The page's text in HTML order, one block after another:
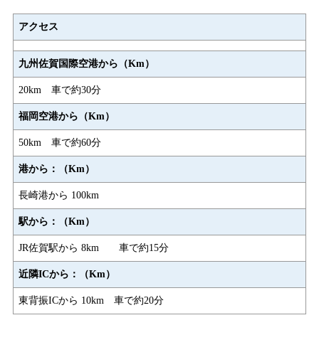
アクセス
九州佐賀国際空港から（Km）
20km 車で約30分
福岡空港から（Km）
50km 車で約60分
港から：（Km）
長崎港から 100km
駅から：（Km）
JR佐賀駅から 8km 車で約15分
近隣ICから：（Km）
東背振ICから 10km 車で約20分